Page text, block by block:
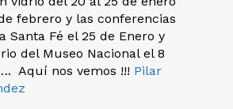
febrero y las conferencias
Santa Fé el 25 de Enero y
del Museo Nacional el 8
Aquí nos vemos !!! Pilar